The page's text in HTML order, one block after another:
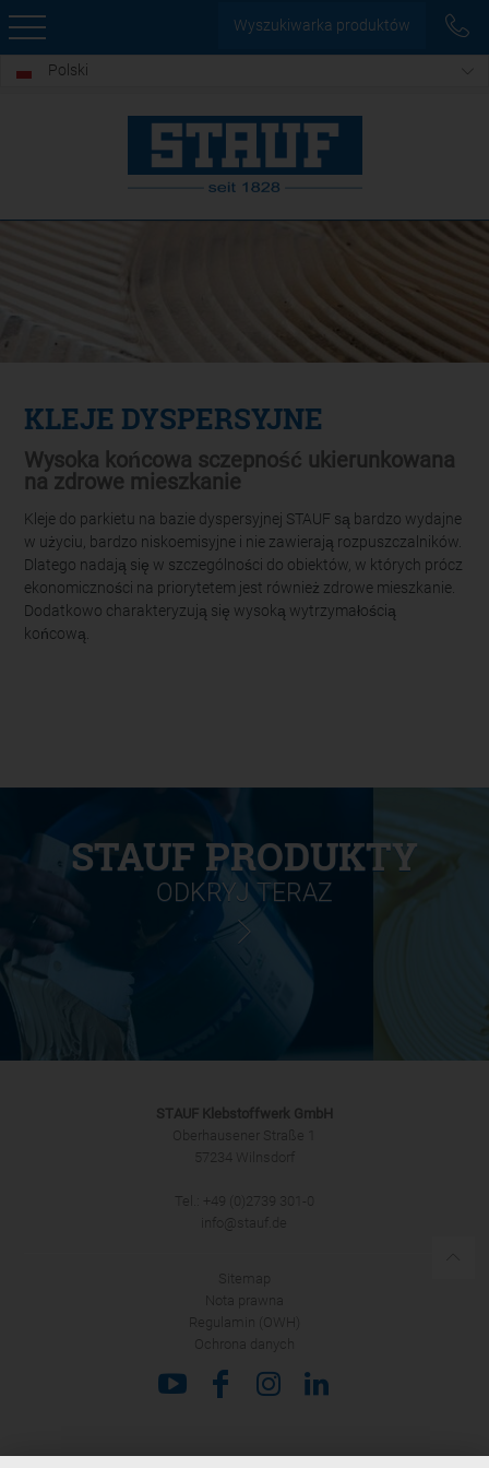
Wyszukiwarka produktów
Polski
KLEJE DYSPERSYJNE
Wysoka końcowa sczepność ukierunkowana
na zdrowe mieszkanie
Kleje do parkietu na bazie dyspersyjnej STAUF są bardzo wydajne
w użyciu, bardzo niskoemisyjne i nie zawierają rozpuszczalników.
Dlatego nadają się w szczególności do obiektów, w których prócz
ekonomiczności na priorytetem jest również zdrowe mieszkanie.
Dodatkowo charakteryzują się wysoką wytrzymałością
końcową.
STAUF PRODUKTY
ODKRYJ TERAZ
STAUF Klebstoffwerk GmbH
Oberhausener Straße 1
57234 Wilnsdorf
Tel.: +49 (0)2739 301-0
info@stauf.de
Sitemap
Nota prawna
Regulamin (OWH)
Ochrona danych